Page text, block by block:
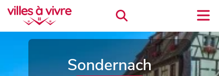
Sondernach